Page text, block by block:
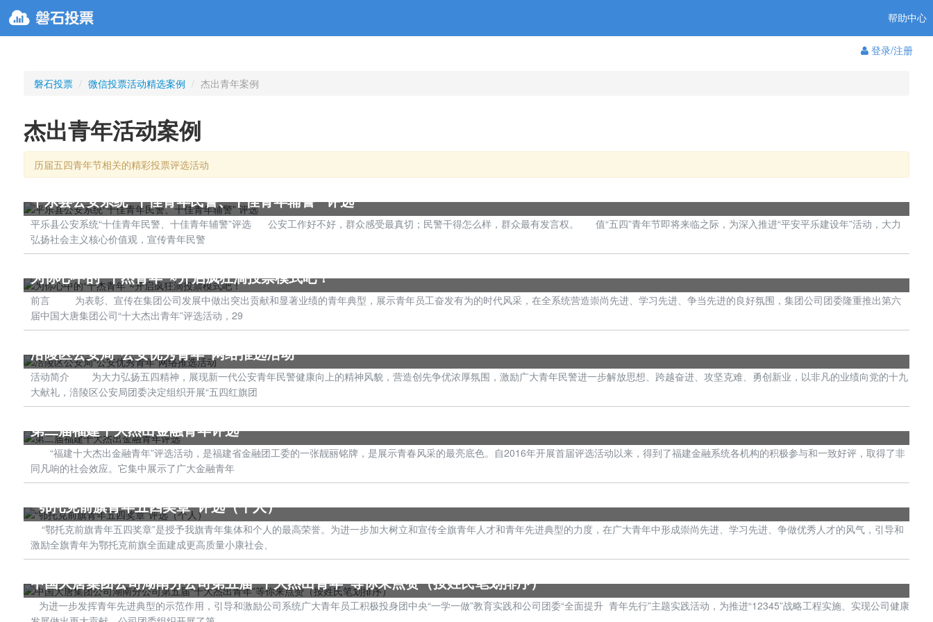
帮助中心
登录/注册
磐石投票 / 微信投票活动精选案例 / 杰出青年案例
杰出青年活动案例
历届五四青年节相关的精彩投票评选活动
平乐县公安系统“十佳青年民警、十佳青年辅警” 评选
平乐县公安系统“十佳青年民警、十佳青年辅警”评选 公安工作好不好，群众感受最真切；民警干得怎么样，群众最有发言权。 值“五四”青年节即将来临之际，为深入推进“平安平乐建设年”活动，大力
弘扬社会主义核心价值观，宣传青年民警
为你心中的“十杰青年”~开启疯狂滴投票模式吧！
前言 为表彰、宣传在集团公司发展中做出突出贡献和显著业绩的青年典型，展示青年员工奋发有为的时代风采，在全系统营造崇尚先进、学习先进、争当先进的良好氛围，集团公司团委隆重推出第六
届中国大唐集团公司“十大杰出青年”评选活动，29
涪陵区公安局“公安优秀青年”网络推选活动
活动简介 为大力弘扬五四精神，展现新一代公安青年民警健康向上的精神风貌，营造创先争优浓厚氛围，激励广大青年民警进一步解放思想、跨越奋进、攻坚克难、勇创新业，以非凡的业绩向党的十九
大献礼，涪陵区公安局团委决定组织开展“五四红旗团
第二届福建十大杰出金融青年评选
“福建十大杰出金融青年”评选活动，是福建省金融团工委的一张靓丽铭牌，是展示青春风采的最亮底色。自2016年开展首届评选活动以来，得到了福建金融系统各机构的积极参与和一致好评，取得了非
同凡响的社会效应。它集中展示了广大金融青年
“鄂托克前旗青年五四奖章”评选（个人）
“鄂托克前旗青年五四奖章”是授予我旗青年集体和个人的最高荣誉。为进一步加大树立和宣传全旗青年人才和青年先进典型的力度，在广大青年中形成崇尚先进、学习先进、争做优秀人才的风气，引导和
激励全旗青年为鄂托克前旗全面建成更高质量小康社会、
中国大唐集团公司湖南分公司第五届“十大杰出青年”等你来点赞（按姓氏笔划排序）
为进一步发挥青年先进典型的示范作用，引导和激励公司系统广大青年员工积极投身团中央“一学一做”教育实践和公司团委“全面提升 青年先行”主题实践活动，为推进“12345”战略工程实施、实现公司健康